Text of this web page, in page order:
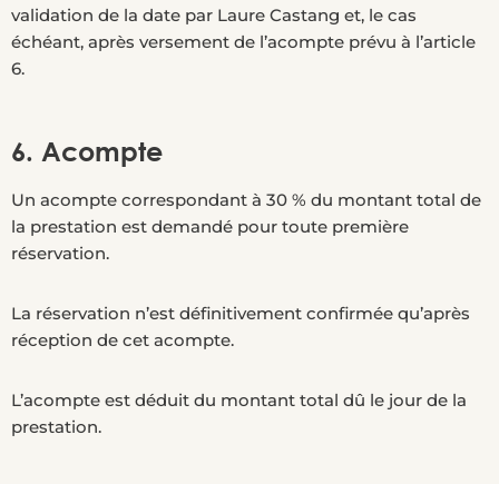
validation de la date par Laure Castang et, le cas
échéant, après versement de l’acompte prévu à l’article
6.
6. Acompte
Un acompte correspondant à 30 % du montant total de
la prestation est demandé pour toute première
réservation.
La réservation n’est définitivement confirmée qu’après
réception de cet acompte.
L’acompte est déduit du montant total dû le jour de la
prestation.